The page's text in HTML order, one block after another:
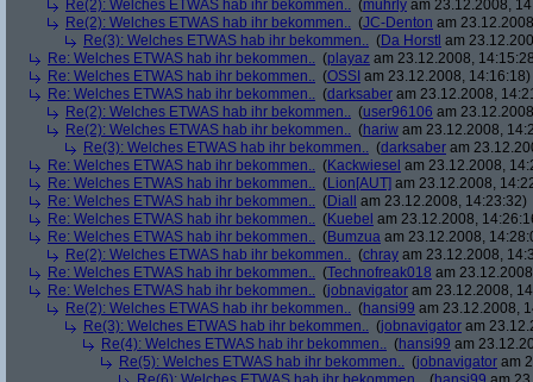
Re(2): Welches ETWAS hab ihr bekommen.. (muhrly am 23.12.2008,
Re(2): Welches ETWAS hab ihr bekommen.. (JC-Denton am
Re(3): Welches ETWAS hab ihr bekommen.. (Da Horstl am
Re: Welches ETWAS hab ihr bekommen.. (playaz am 23.12.2008,
Re: Welches ETWAS hab ihr bekommen.. (OSSI am 23.12.2008, 14:16:18)
Re: Welches ETWAS hab ihr bekommen.. (darksaber am 23.12.2008,
Re(2): Welches ETWAS hab ihr bekommen.. (user96106 am
Re(2): Welches ETWAS hab ihr bekommen.. (hariw am 23.12.2008,
Re(3): Welches ETWAS hab ihr bekommen.. (darksaber am
Re: Welches ETWAS hab ihr bekommen.. (Kackwiesel am 23.12.2008,
Re: Welches ETWAS hab ihr bekommen.. (Lion[AUT] am 23.12.2008,
Re: Welches ETWAS hab ihr bekommen.. (Diall
am 23.12.2008, 14:23:32)
Re: Welches ETWAS hab ihr bekommen.. (Kuebel am 23.12.2008,
Re: Welches ETWAS hab ihr bekommen.. (Bumzua am 23.12.2008,
Re(2): Welches ETWAS hab ihr bekommen.. (chray am 23.12.2008,
Re: Welches ETWAS hab ihr bekommen.. (Technofreak018 am
Re: Welches ETWAS hab ihr bekommen.. (jobnavigator am 23.12.2008,
Re(2): Welches ETWAS hab ihr bekommen.. (hansi99 am 23.12.2008,
Re(3): Welches ETWAS hab ihr bekommen.. (jobnavigator am
Re(4): Welches ETWAS hab ihr bekommen.. (hansi99 am
Re(5): Welches ETWAS hab ihr bekommen.. (jobnavigator am